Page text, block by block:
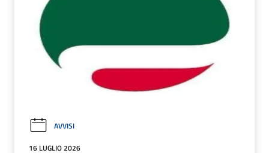
AVVISI
16 LUGLIO 2026